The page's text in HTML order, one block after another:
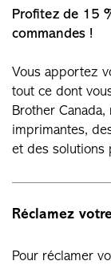
Profitez de 15
commandes !
Vous apportez
tout ce dont
Brother
imprimantes,
et des solutions
Réclamez
Pour réclamer